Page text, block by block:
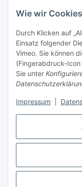
Wie wir
Durch Klicken auf
Einsatz folgender
Vimeo. Sie können
(Fingerabdruck-
Sie unter
Impressum
Auf Nummer sicher
Ein Partnershop der